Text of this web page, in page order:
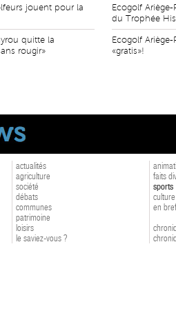
jouent pour la
quitte la
rougir»
Ecogolf
du Trophée
Ecogolf
«gratis»!
actualités
agriculture
société
débats
communes
patrimoine
loisirs
le saviez-vous ?
faits
sports
culture
en bref